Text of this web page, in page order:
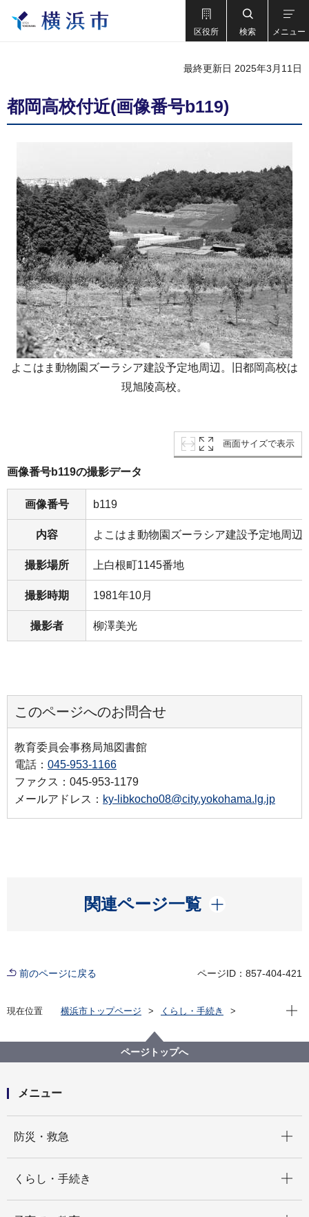
区役所 検索 メニュー
最終更新日 2025年3月11日
都岡高校付近(画像番号b119)
よこはま動物園ズーラシア建設予定地周辺。旧都岡高校は
現旭陵高校。
画面サイズで表示
画像番号b119の撮影データ
画像番号 b119
内容 よこはま動物園ズーラシア建設予定地周辺
撮影場所 上白根町1145番地
撮影時期 1981年10月
撮影者 柳澤美光
このページへのお問合せ
教育委員会事務局旭図書館
電話： 045-953-1166
ファクス：045-953-1179
メールアドレス： ky-libkocho08@city.yokohama.lg.jp
関連ページ一覧
開く
前のページに戻る ページID：857-404-421
現在位置 横浜市トップページ
くらし・手続き
旭区を知る
よみがえる昭和の街並み 旭区風景写真アーカイブ
2.上白根町
都岡高校付近(画像番号b119)
現在
ページトップへ
メニュー
防災・救急
くらし・手続き